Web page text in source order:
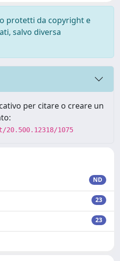
protetti da copyright e
salvo diversa
per citare o creare un
1075
ND
23
23